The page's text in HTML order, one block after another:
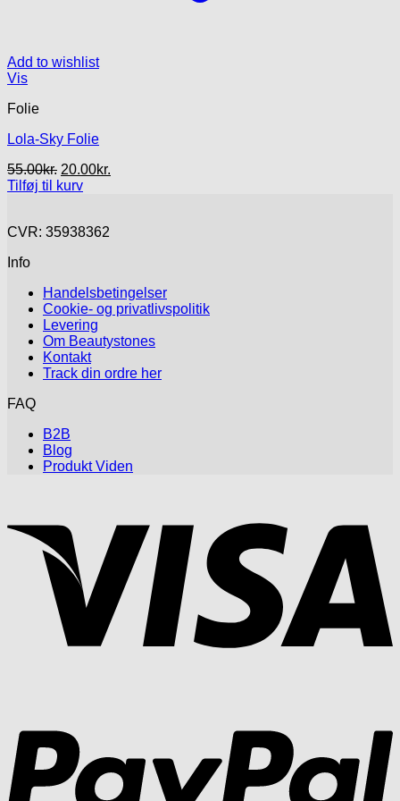
Add to wishlist
Vis
Folie
Lola-Sky Folie
55.00kr. Den
oprindelige
55.00kr..
20.00kr.
Tilføj til kurv
CVR: 35938362
Info
Handelsbetingelser
Cookie- og privatlivspolitik
Levering
Om Beautystones
Kontakt
Track din ordre her
FAQ
B2B
Blog
Produkt Viden